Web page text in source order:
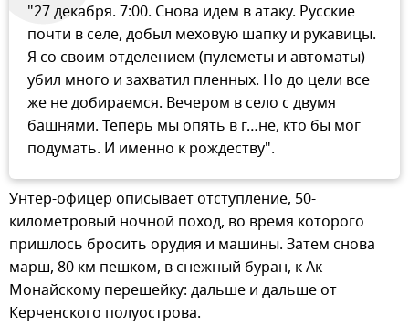
"27 декабря. 7:00. Снова идем в атаку. Русские
почти в селе, добыл меховую шапку и рукавицы.
Я со своим отделением (пулеметы и автоматы)
убил много и захватил пленных. Но до цели все
же не добираемся. Вечером в село с двумя
башнями. Теперь мы опять в г…не, кто бы мог
подумать. И именно к рождеству".
Унтер-офицер описывает отступление, 50-
километровый ночной поход, во время которого
пришлось бросить орудия и машины. Затем снова
марш, 80 км пешком, в снежный буран, к Ак-
Монайскому перешейку: дальше и дальше от
Керченского полуострова.